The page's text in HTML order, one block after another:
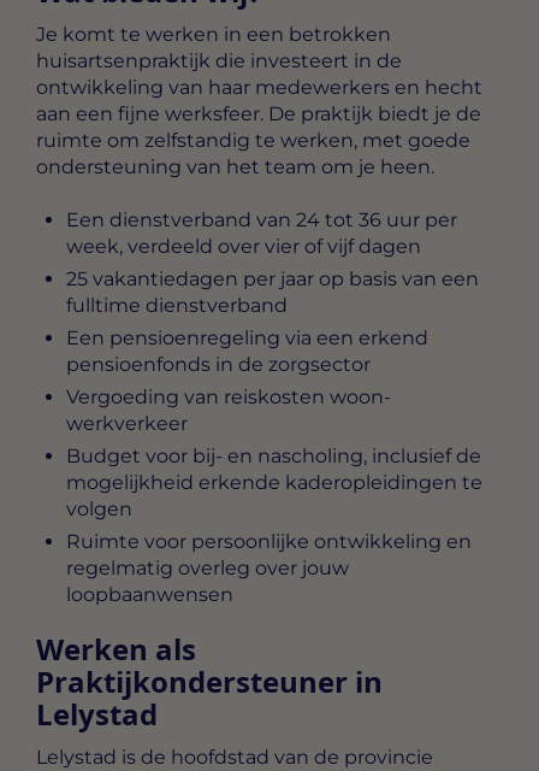
Je komt te werken in een betrokken
huisartsenpraktijk die investeert in de
ontwikkeling van haar medewerkers en hecht
aan een fijne werksfeer. De praktijk biedt je de
ruimte om zelfstandig te werken, met goede
ondersteuning van het team om je heen.
Een dienstverband van 24 tot 36 uur per
week, verdeeld over vier of vijf dagen
25 vakantiedagen per jaar op basis van een
fulltime dienstverband
Een pensioenregeling via een erkend
pensioenfonds in de zorgsector
Vergoeding van reiskosten woon-
werkverkeer
Budget voor bij- en nascholing, inclusief de
mogelijkheid erkende kaderopleidingen te
volgen
Ruimte voor persoonlijke ontwikkeling en
regelmatig overleg over jouw
loopbaanwensen
Werken als
Praktijkondersteuner in
Lelystad
Lelystad is de hoofdstad van de provincie